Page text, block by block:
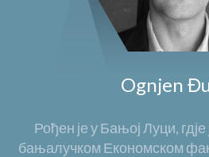
Ognjen
Рођен је у Бањој Луци,
бањалучком Економском